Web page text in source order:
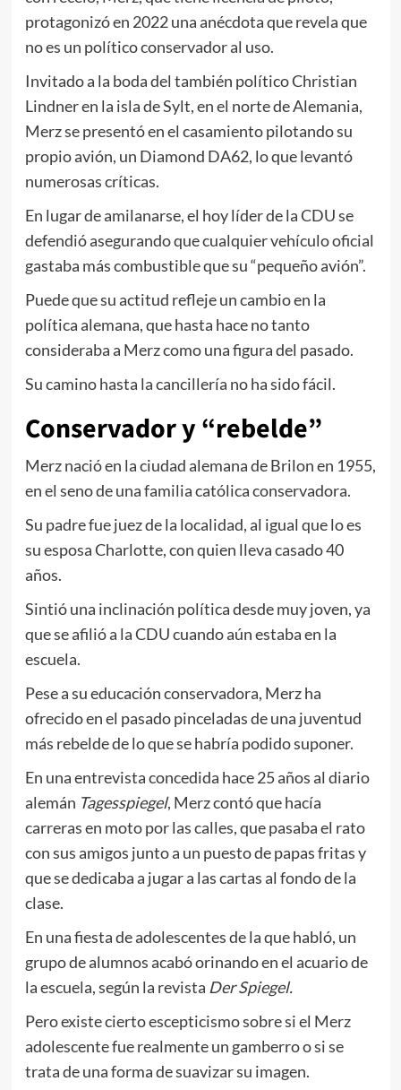
protagonizó en 2022 una anécdota que revela que
no es un político conservador al uso.
Invitado a la boda del también político Christian
Lindner en la isla de Sylt, en el norte de Alemania,
Merz se presentó en el casamiento pilotando su
propio avión, un Diamond DA62, lo que levantó
numerosas críticas.
En lugar de amilanarse, el hoy líder de la CDU se
defendió asegurando que cualquier vehículo oficial
gastaba más combustible que su “pequeño avión”.
Puede que su actitud refleje un cambio en la
política alemana, que hasta hace no tanto
consideraba a Merz como una figura del pasado.
Su camino hasta la cancillería no ha sido fácil.
Conservador y “rebelde”
Merz nació en la ciudad alemana de Brilon en 1955,
en el seno de una familia católica conservadora.
Su padre fue juez de la localidad, al igual que lo es
su esposa Charlotte, con quien lleva casado 40
años.
Sintió una inclinación política desde muy joven, ya
que se afilió a la CDU cuando aún estaba en la
escuela.
Pese a su educación conservadora, Merz ha
ofrecido en el pasado pinceladas de una juventud
más rebelde de lo que se habría podido suponer.
En una entrevista concedida hace 25 años al diario
alemán Tagesspiegel, Merz contó que hacía
carreras en moto por las calles, que pasaba el rato
con sus amigos junto a un puesto de papas fritas y
que se dedicaba a jugar a las cartas al fondo de la
clase.
En una fiesta de adolescentes de la que habló, un
grupo de alumnos acabó orinando en el acuario de
la escuela, según la revista Der Spiegel.
Pero existe cierto escepticismo sobre si el Merz
adolescente fue realmente un gamberro o si se
trata de una forma de suavizar su imagen.